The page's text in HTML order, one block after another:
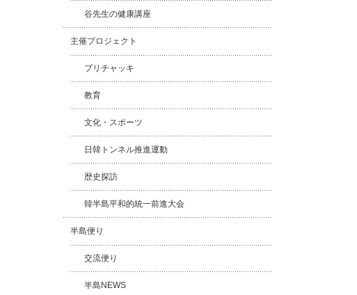
谷先生の健康講座
主催プロジェクト
プリチャッキ
教育
文化・スポーツ
日韓トンネル推進運動
歴史探訪
韓半島平和的統一前進大会
半島便り
交流便り
半島NEWS